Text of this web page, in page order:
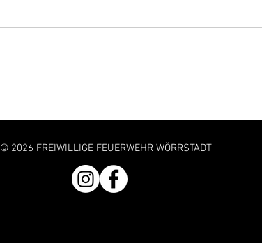
© 2026 FREIWILLIGE FEUERWEHR WÖRRSTADT